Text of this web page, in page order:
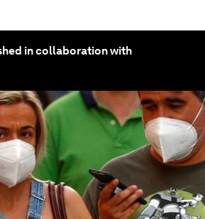
in collaboration with